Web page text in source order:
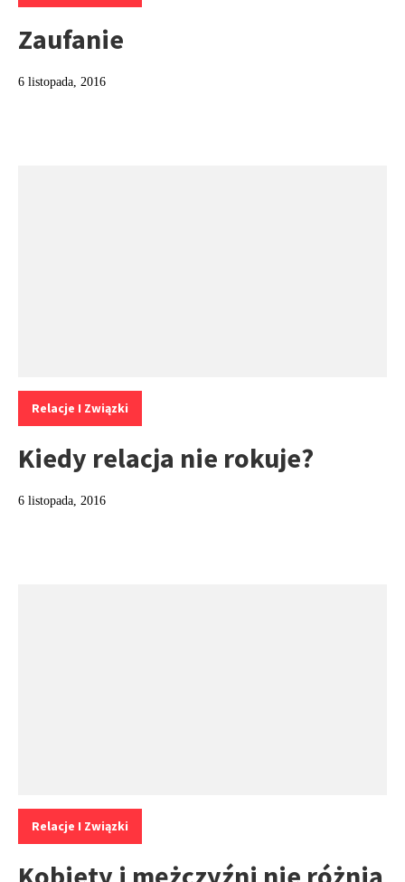
Zaufanie
6 listopada, 2016
Kategorie:
Relacje I Związki
Kiedy relacja nie rokuje?
6 listopada, 2016
Kategorie:
Relacje I Związki